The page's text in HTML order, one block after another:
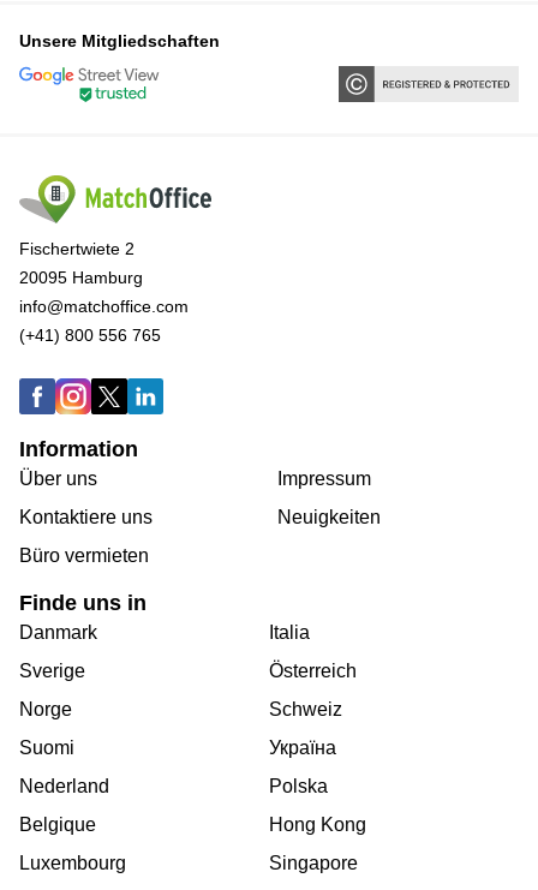
Unsere Mitgliedschaften
Fischertwiete 2
20095 Hamburg
info@matchoffice.com
(+41) 800 556 765
Information
Über uns
Kontaktiere uns
Büro vermieten
Impressum
Neuigkeiten
Finde uns in
Danmark
Sverige
Norge
Suomi
Nederland
Belgique
Luxembourg
Italia
Österreich
Schweiz
Україна
Polska
Hong Kong
Singapore